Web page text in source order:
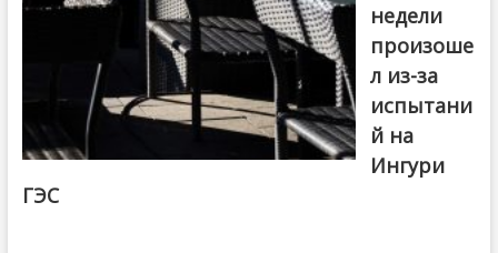
недели
произоше
л из-за
испытани
й на
Ингури
ГЭС